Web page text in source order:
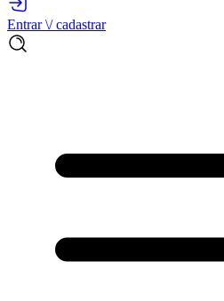
Entrar \/ cadastrar